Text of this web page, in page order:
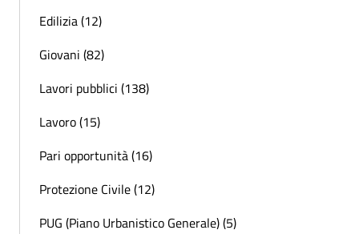
Edilizia (12)
Giovani (82)
Lavori pubblici (138)
Lavoro (15)
Pari opportunità (16)
Protezione Civile (12)
PUG (Piano Urbanistico Generale) (5)